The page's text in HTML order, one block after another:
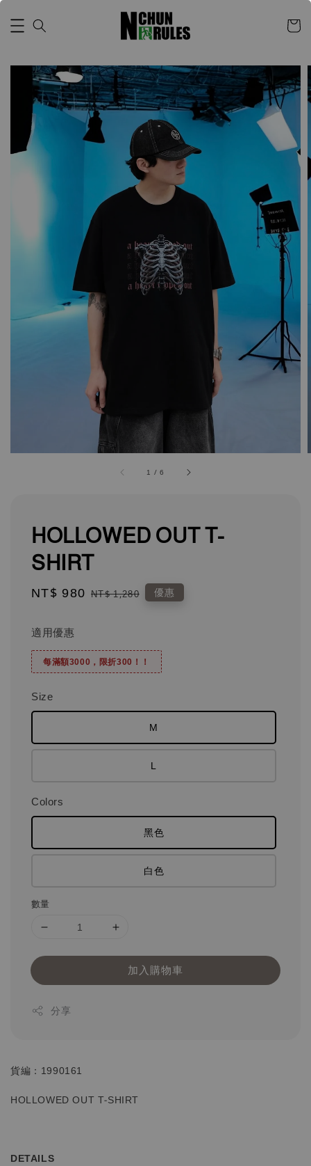
1 /6
HOLLOWED OUT T-
SHIRT
Sale
NT$ 980 Regular
NT$ 1,280 優惠
適用優惠
每滿額3000，限折300！！
Size
M
L
Colors
黑色
白色
數量
加入購物車
分享
貨編：1990161
HOLLOWED OUT T-SHIRT
DETAILS